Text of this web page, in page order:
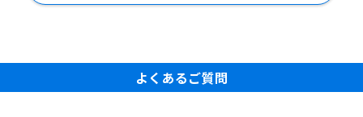
よくあるご質問